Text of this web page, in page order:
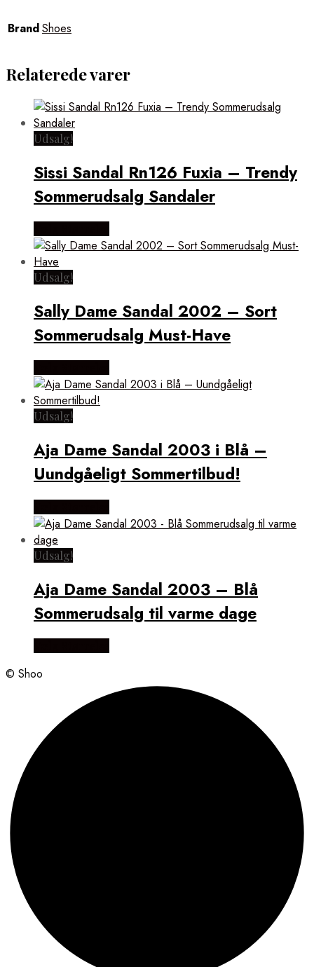
BrandShoes
Relaterede varer
Udsalg!
Sissi Sandal Rn126 Fuxia – Trendy
Sommerudsalg Sandaler
Udsalg!
Sally Dame Sandal 2002 – Sort
Sommerudsalg Must-Have
Udsalg!
Aja Dame Sandal 2003 i Blå –
Uundgåeligt Sommertilbud!
Udsalg!
Aja Dame Sandal 2003 – Blå
Sommerudsalg til varme dage
© Shoo